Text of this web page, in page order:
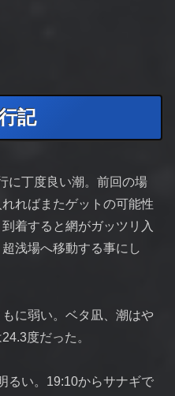
記
に丁度良い潮。前回の場
ればまたゲットの可能性
着すると網がガッツリ入
浅場へ移動する事にし
に弱い。ベタ凪、潮はや
度だった。
るい。19:10からサナギで